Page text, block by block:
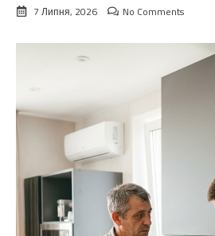
7 Липня, 2026
No Comments